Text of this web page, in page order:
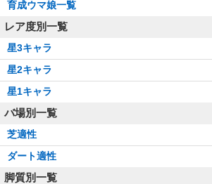
育成ウマ娘一覧
レア度別一覧
星3キャラ
星2キャラ
星1キャラ
バ場別一覧
芝適性
ダート適性
脚質別一覧